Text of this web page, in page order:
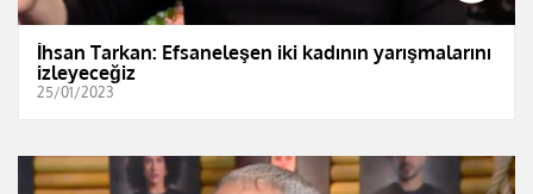
İhsan Tarkan: Efsaneleşen iki kadının yarışmalarını
izleyeceğiz
25/01/2023